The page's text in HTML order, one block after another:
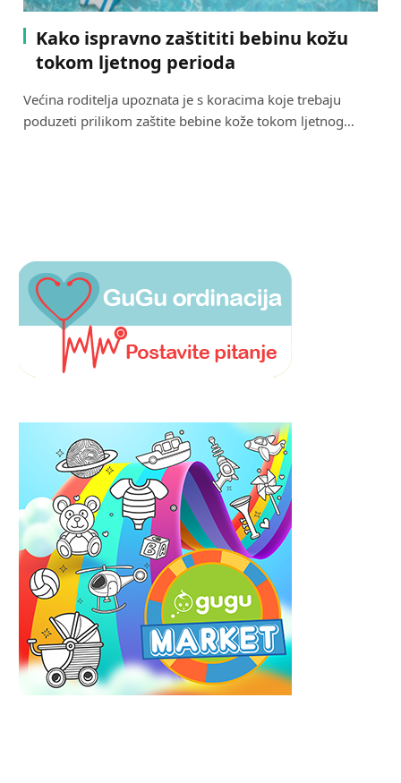
Kako ispravno zaštititi bebinu kožu
tokom ljetnog perioda
Većina roditelja upoznata je s koracima koje trebaju
poduzeti prilikom zaštite bebine kože tokom ljetnog…